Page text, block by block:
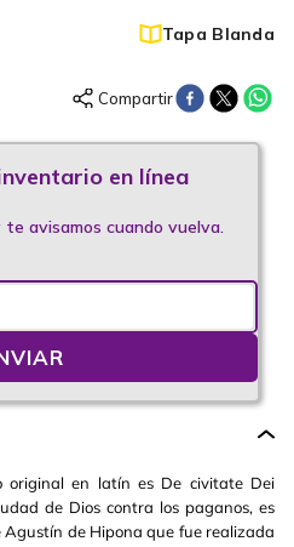
Tapa Blanda
te avisamos cuando vuelva.
original en latín es De civitate Dei
de Dios contra los paganos, es
de Hipona que fue realizada